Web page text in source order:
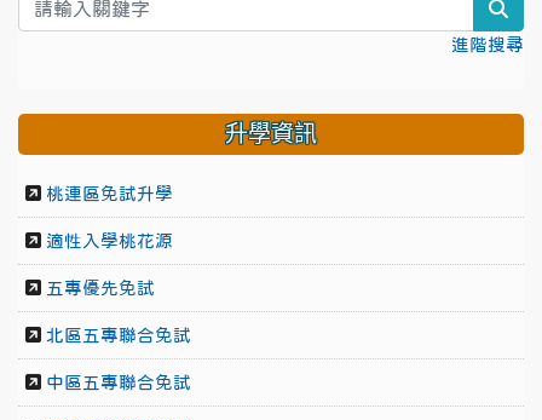
進階搜尋
升學資訊
桃連區免試升學
適性入學桃花源
五專優先免試
北區五專聯合免試
中區五專聯合免試